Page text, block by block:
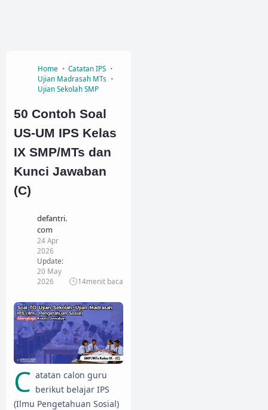
Home
Catatan IPS
Ujian Madrasah MTs
Ujian Sekolah SMP
50 Contoh Soal
US-UM IPS Kelas
IX SMP/MTs dan
Kunci Jawaban
(C)
defantri.
com
24 Apr
2026
Update:
20 May
2026
14menit baca
C atatan calon guru
berikut belajar IPS
(Ilmu Pengetahuan Sosial)